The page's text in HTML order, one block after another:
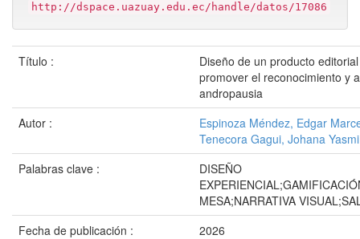
http://dspace.uazuay.edu.ec/handle/datos/17086
Título :
Diseño de un producto
promover el reconocimiento y
andropausia
Autor :
Espinoza Méndez, Edgar
Tenecora Gagui, Johana
Palabras clave :
DISEÑO
MESA;NARRATIVA
Fecha de publicación :
2026